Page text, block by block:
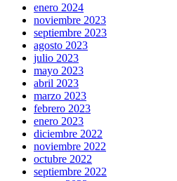
enero 2024
noviembre 2023
septiembre 2023
agosto 2023
julio 2023
mayo 2023
abril 2023
marzo 2023
febrero 2023
enero 2023
diciembre 2022
noviembre 2022
octubre 2022
septiembre 2022